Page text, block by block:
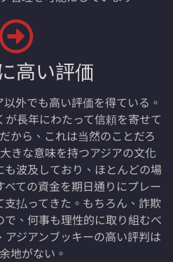
高い評価
外でも高い評価を得ている。
長年にわたって信頼を寄せて
から、これは当然のことだろ
きな意味を持つアジアの文化
波及しており、ほとんどの場
ての資金を期日通りにプレー
払ってきた。もちろん、詐欺
、何事も理性的に取り組むべ
ジアンブッキーの高い評判は
地がない。